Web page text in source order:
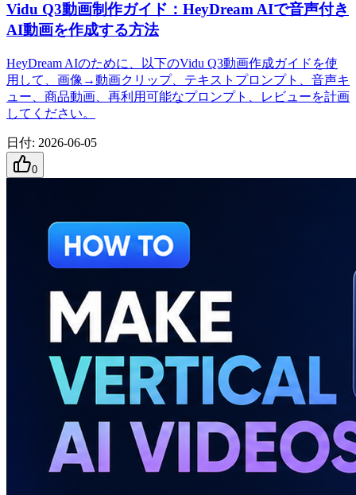
Vidu Q3動画制作ガイド：HeyDream AIで音声付き
AI動画を作成する方法
HeyDream AIのために、以下のVidu Q3動画作成ガイドを使
用して、画像→動画クリップ、テキストプロンプト、音声キ
ュー、商品動画、再利用可能なプロンプト、レビューを計画
してください。
日付: 2026-06-05
0